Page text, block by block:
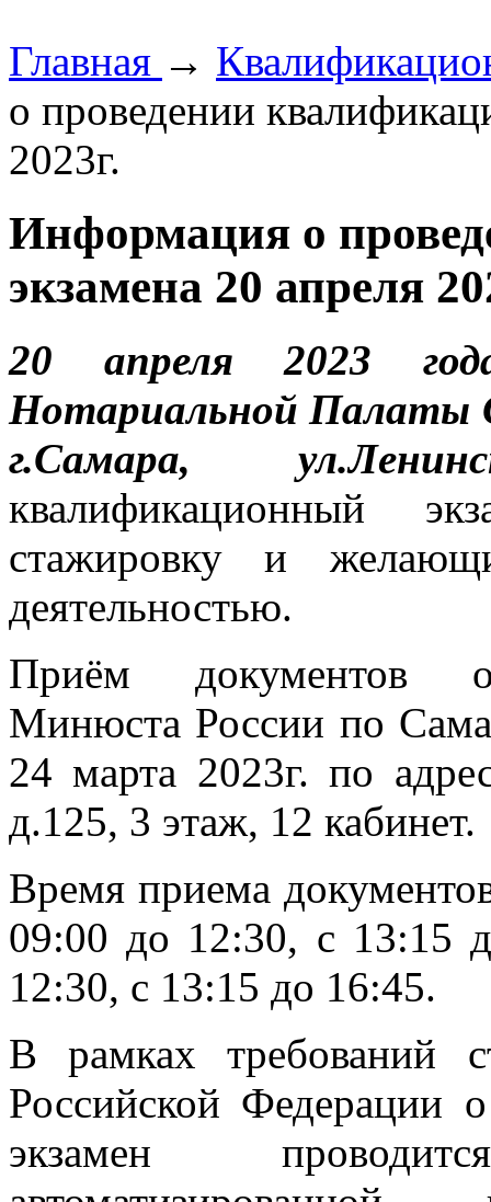
Главная →
о проведении
2023г.
Информация о
экзамена 20 апреля
20 апреля 2023
Нотариальной Палаты
г.Самара,
квалификационный
стажировку и
деятельностью.
Приём документов
Минюста России по
24 марта 2023г. по
д.125, 3 этаж, 12 кабинет.
Время приема
09:00 до 12:30, с 13:15
12:30, с 13:15 до 16:45.
В рамках требований
Российской Федерации
экзамен